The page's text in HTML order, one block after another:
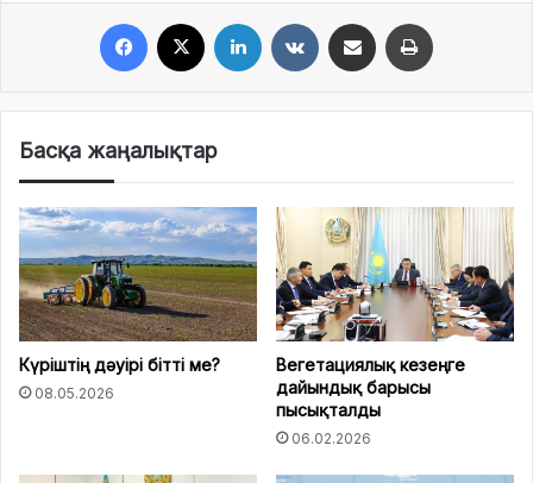
Басқа жаңалықтар
Күріштің дәуірі бітті ме?
08.05.2026
Вегетациялық кезеңге
дайындық барысы
пысықталды
06.02.2026